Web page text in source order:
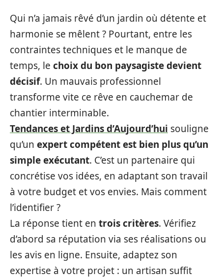
Qui n’a jamais rêvé d’un jardin où détente et
harmonie se mêlent ? Pourtant, entre les
contraintes techniques et le manque de
temps, le choix du bon paysagiste devient
décisif. Un mauvais professionnel
transforme vite ce rêve en cauchemar de
chantier interminable.
Tendances et Jardins d’Aujourd’hui souligne
qu’un expert compétent est bien plus qu’un
simple exécutant. C’est un partenaire qui
concrétise vos idées, en adaptant son travail
à votre budget et vos envies. Mais comment
l’identifier ?
La réponse tient en trois critères. Vérifiez
d’abord sa réputation via ses réalisations ou
les avis en ligne. Ensuite, adaptez son
expertise à votre projet : un artisan suffit